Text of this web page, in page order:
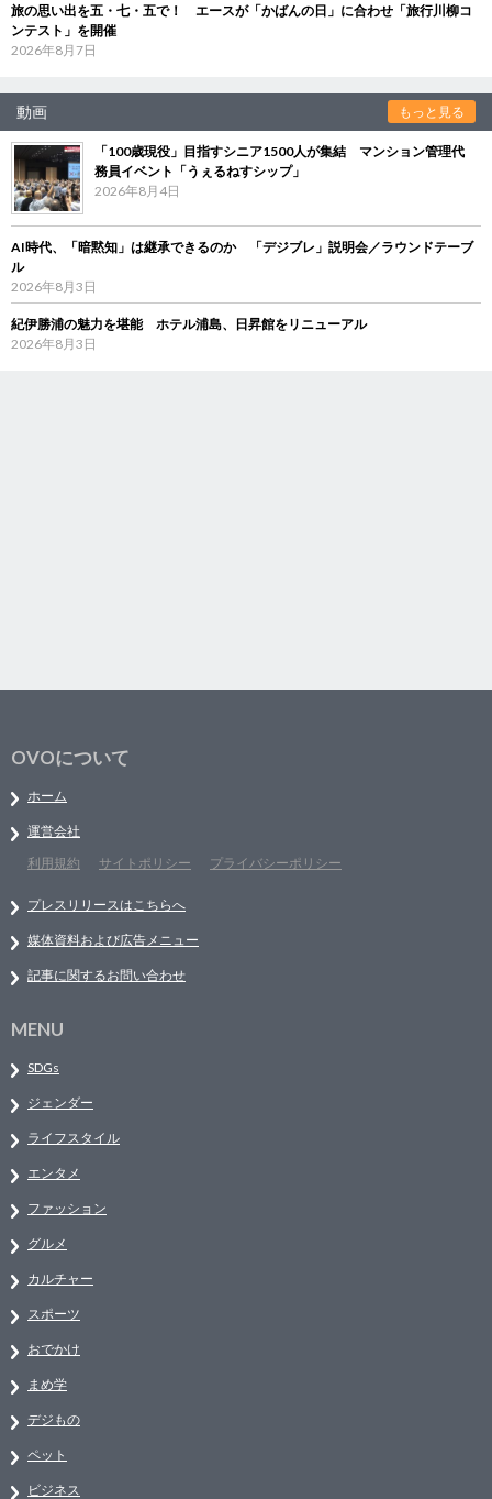
旅の思い出を五・七・五で！ エースが「かばんの日」に合わせ「旅行川柳コ
ンテスト」を開催
2026年8月7日
動画 もっと見る
「100歳現役」目指すシニア1500人が集結 マンション管理代
務員イベント「うぇるねすシップ」
2026年8月4日
AI時代、「暗黙知」は継承できるのか 「デジブレ」説明会／ラウンドテーブ
ル
2026年8月3日
紀伊勝浦の魅力を堪能 ホテル浦島、日昇館をリニューアル
2026年8月3日
OVOについて
ホーム
運営会社
利用規約
サイトポリシー プライバシーポリシー
プレスリリースはこちらへ
媒体資料および広告メニュー
記事に関するお問い合わせ
MENU
SDGs
ジェンダー
ライフスタイル
エンタメ
ファッション
グルメ
カルチャー
スポーツ
おでかけ
まめ学
デジもの
ペット
ビジネス